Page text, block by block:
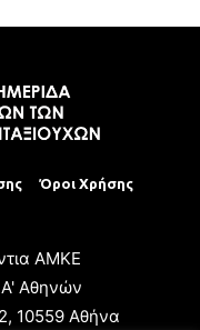
Όροι Χρήσης
ΑΜΚΕ
Αθηνών
10559 Αθήνα